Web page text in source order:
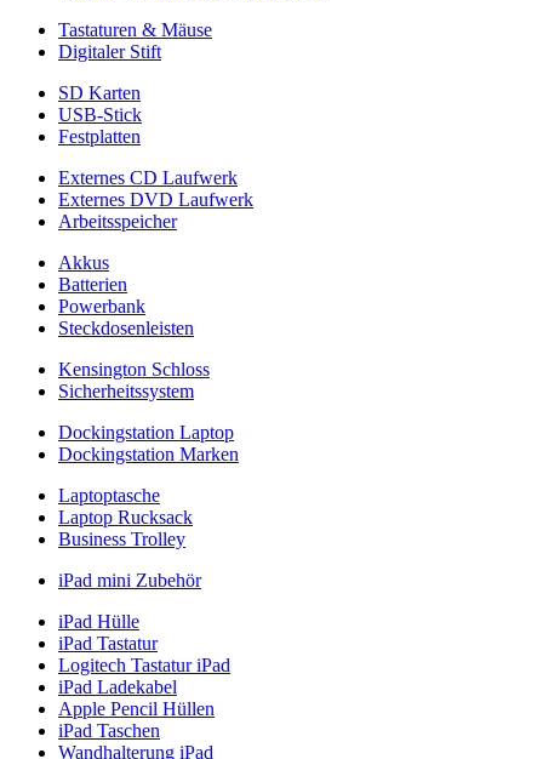
Tastaturen & Mäuse
Digitaler Stift
SD Karten
USB-Stick
Festplatten
Externes CD Laufwerk
Externes DVD Laufwerk
Arbeitsspeicher
Akkus
Batterien
Powerbank
Steckdosenleisten
Kensington Schloss
Sicherheitssystem
Dockingstation Laptop
Dockingstation Marken
Laptoptasche
Laptop Rucksack
Business Trolley
iPad mini Zubehör
iPad Hülle
iPad Tastatur
Logitech Tastatur iPad
iPad Ladekabel
Apple Pencil Hüllen
iPad Taschen
Wandhalterung iPad